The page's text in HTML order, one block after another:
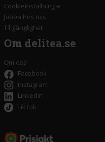
Cookieinställningar
Jobba hos oss
Tillgänglighet
Om delitea.se
Om oss
Facebook
Instagram
LinkedIn
TikTok